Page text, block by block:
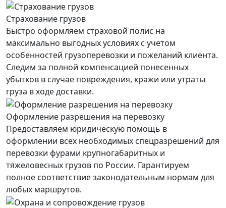
Страхование грузов
Быстро оформляем страховой полис на
максимально выгодных условиях с учетом
особенностей грузоперевозки и пожеланий клиента.
Следим за полной компенсацией понесенных
убытков в случае повреждения, кражи или утраты
груза в ходе доставки.
Оформление разрешения на перевозку
Предоставляем юридическую помощь в
оформлении всех необходимых спецразрешений для
перевозки фурами крупногабаритных и
тяжеловесных грузов по России. Гарантируем
полное соответствие законодательным нормам для
любых маршрутов.